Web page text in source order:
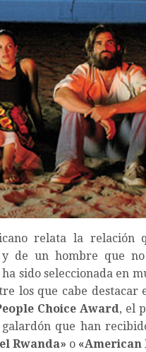
relata la relación
de un hombre que
sido seleccionada en
los que cabe destacar
Choice Award, el
galardón que han
Rwanda» o «American